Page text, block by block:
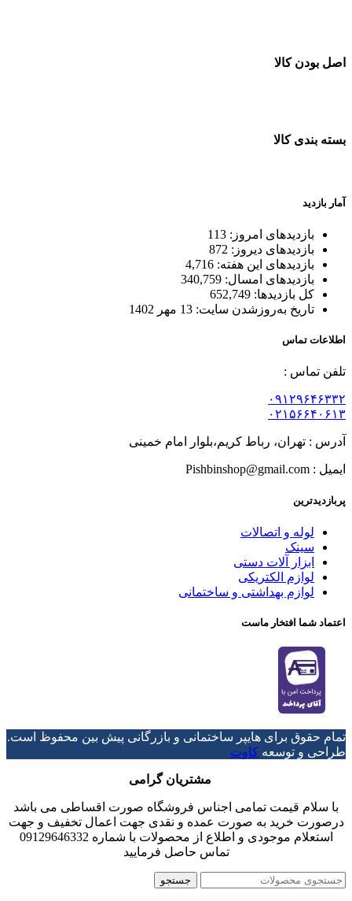
اصل بودن کالا
بسته بندی کالا
آمار بازدید
بازدیدهای امروز: 113
بازدیدهای دیروز: 872
بازدیدهای این هفته: 4,716
بازدیدهای امسال: 340,759
کل بازدیدها: 652,749
تاریخ به‌روزشدن سایت: 13 مهر 1402
اطلاعات تماس
تلفن تماس :
۰۹۱۲۹۶۴۶۳۳۲
۰۲۱۵۶۶۴۰۶۱۳
آدرس : تهران، رباط کریم،بلوار امام خمینی
ایمیل : Pishbinshop@gmail.com
پربازدیدترین
لوله و اتصالات
سینک
ابزار آلات دستی
لوازم الکتریکی
لوازم بهداشتی و ساختمانی
اعتماد شما افتخار ماست
تمام حقوق برای هایپر ساختمانی و بازرگانی پیش بین محفوظ است.
طراحی و توسعه کاوت
مشتریان گرامی
با سلام قیمت تمامی اجناس فروشگاه صورت اقساطی می باشد
درصورت خرید به صورت عمده و نقدی جهت اعمال تخفیف و جهت
استعلام موجودی و اطلاع از محصولات با شماره 09129646332
تماس حاصل فرمایید
جستجو